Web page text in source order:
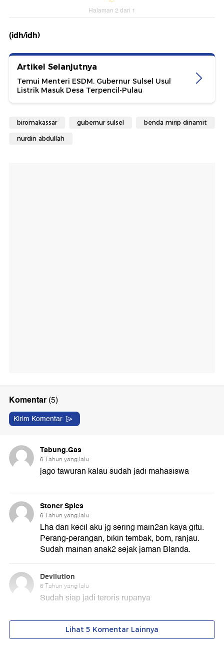
Halaman 2 dari 1
(idh/idh)
Artikel Selanjutnya
Temui Menteri ESDM, Gubernur Sulsel Usul
Listrik Masuk Desa Terpencil-Pulau
biromakassar gubernur sulsel benda mirip dinamit
nurdin abdullah